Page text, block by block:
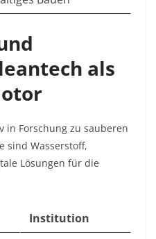
als
in Forschung zu sauberen
sind Wasserstoff,
Lösungen für die
Institution